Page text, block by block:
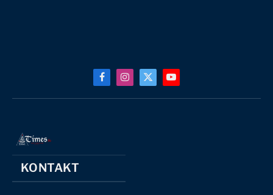
FacebookInstagram
X
YouTube
KONTAKT